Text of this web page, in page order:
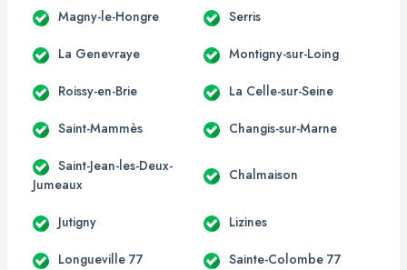
Magny-le-Hongre Serris
La Genevraye Montigny-sur-Loing
Roissy-en-Brie La Celle-sur-Seine
Saint-Mammès Changis-sur-Marne
Saint-Jean-les-Deux-
Jumeaux
Chalmaison
Jutigny Lizines
Longueville 77 Sainte-Colombe 77